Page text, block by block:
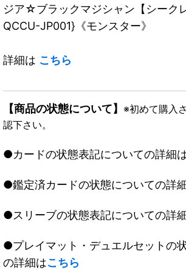
ジア☆ブラックマジシャン【シーク
QCCU-JP001}《モンスター》
詳細は こちら
【商品の状態について】 ※初めて購入
認下さい。
●カードの状態表記についての詳細
●鑑定済カードの状態についての詳
●スリーブの状態表記についての詳
●プレイマット・デュエルセットの
の詳細はこちら